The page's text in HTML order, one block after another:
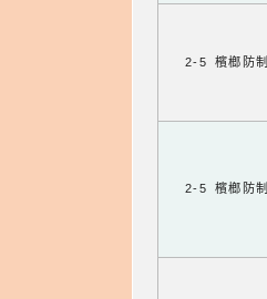
2-5 檳榔防制
2-5 檳榔防制